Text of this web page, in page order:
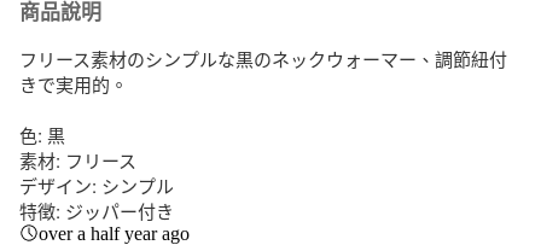
商品說明
フリース素材のシンプルな黒のネックウォーマー、調節紐付
きで実用的。
色: 黒
素材: フリース
デザイン: シンプル
特徴: ジッパー付き
over a half year ago